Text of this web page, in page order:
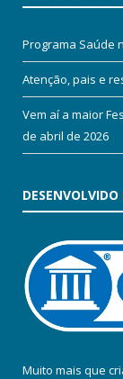
Programa Saúde
Atenção, pais e
Vem aí a maior
de abril de 2026
DESENVOLVIDO
Muito mais que